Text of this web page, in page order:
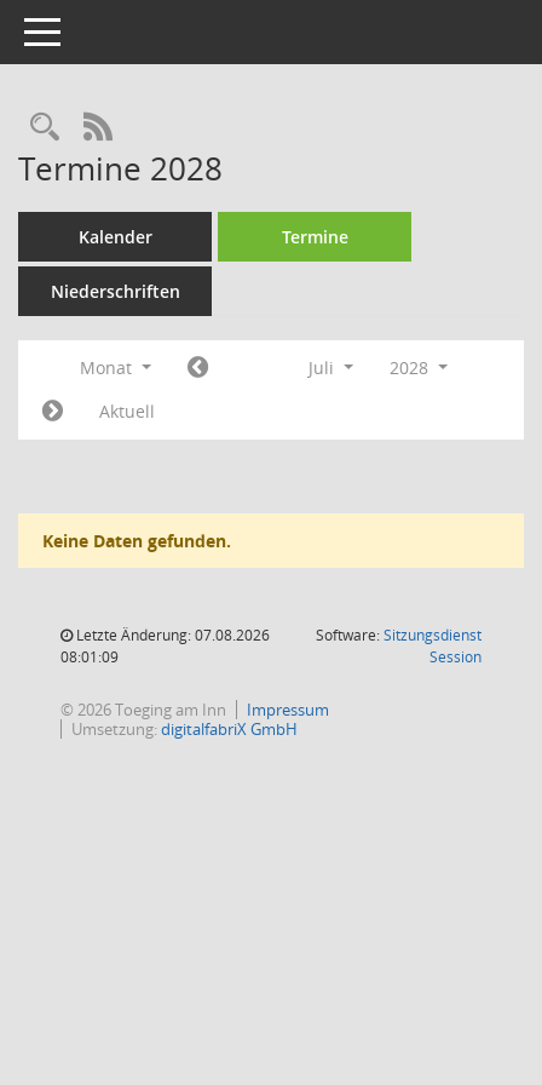
Toggle navigation
Rechercheauswahl
RSS-Feed
Termine 2028
Kalender Termine
Niederschriften
Monat Juli
2028
Aktuell
Keine Daten gefunden.
Letzte Änderung: 07.08.2026
08:01:09
Software:Sitzungsdienst
Session(Wird in
© 2026 Toeging am Inn
Impressum
Umsetzung:digitalfabriX GmbH